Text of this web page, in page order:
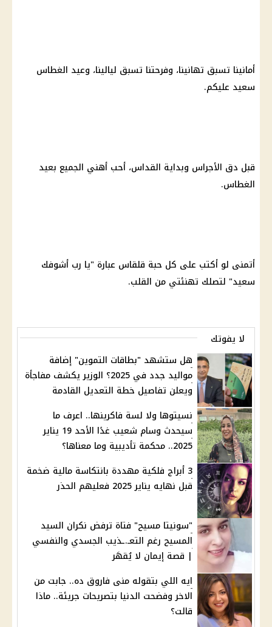
أمانينا تسبق تهانينا، وفرحتنا تسبق ليالينا، وعيد الغطاس
سعيد عليكم.
قبل دق الأجراس وبداية القداس، أحب أهني الجميع بعيد
الغطاس.
أتمنى لو أكتب على كل حبة قلقاس عبارة "يا رب أشوفك
سعيد" لتصلك تهنئتي من القلب.
لا يفوتك
هل ستشهد "بطاقات التموين" إضافة
مواليد جدد في 2025؟ الوزير يكشف مفاجأة
ويعلن تفاصيل خطة التعديل القادمة
نسيتوها ولا لسة فاكرينها.. اعرف ما
سيحدث وسام شعيب غدًا الأحد 19 يناير
2025.. محكمة تأديبية وما معناها؟
3 أبراج فلكية مهددة بانتكاسة مالية ضخمة
قبل نهايه يناير 2025 فعليهم الحذر
"سونيتا مسيح" فتاة ترفض نكران السيد
المسيح رغم التعـ.ـذيب الجسدي والنفسي
| قصة إيمان لا يُقهَر
ايه اللي بتقوله منى فاروق ده.. جابت من
الاخر وفضحت الدنيا بتصريحات جريئة.. ماذا
قالت؟